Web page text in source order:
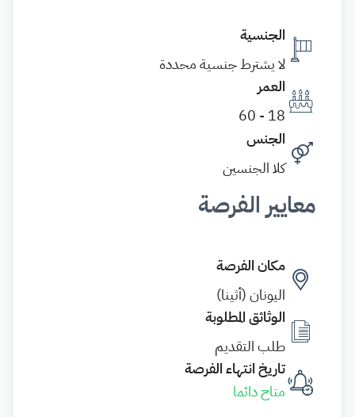
الجنسية
لا يشترط جنسية محددة
العمر
18 - 60
الجنس
كلا الجنسين
معايير الفرصة
مكان الفرصة
اليونان (أثينا)
الوثائق المطلوبة
طلب التقديم
تاريخ انتهاء الفرصة
متاح دائما